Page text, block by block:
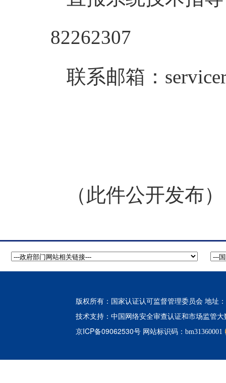
82262307
联系邮箱：
（此件公开发布）
版权所有：国家认证认可监督管理委员会 地址
技术支持： 中国网络安全审查认证和市场监管
京ICP备09062530号 网站标识码：bm31360001